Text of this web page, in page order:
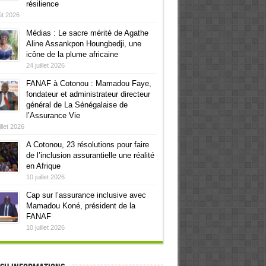
résilience
2026
Médias : Le sacre mérité de Agathe
Aline Assankpon Houngbedji, une
icône de la plume africaine
24 juillet 2026
FANAF à Cotonou : Mamadou Faye,
fondateur et administrateur directeur
général de La Sénégalaise de
l’Assurance Vie
2026
A Cotonou, 23 résolutions pour faire
de l’inclusion assurantielle une réalité
en Afrique
10 juillet 2026
Cap sur l’assurance inclusive avec
Mamadou Koné, président de la
FANAF
10 juillet 2026